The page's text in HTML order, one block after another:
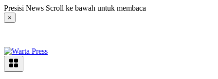
Langsung
ke
konten
Presisi News Scroll ke bawah untuk membaca
×